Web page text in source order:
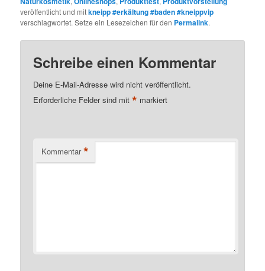
veröffentlicht und mitkneipp #erkältung #baden #kneippvip
verschlagwortet. Setze ein Lesezeichen für den Permalink.
Schreibe einen Kommentar
Deine E-Mail-Adresse wird nicht veröffentlicht.
Erforderliche Felder sind mit* markiert
Kommentar *